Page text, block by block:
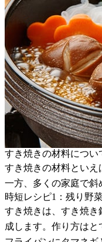
すき焼きの材料につい
すき焼きの材料といえ
一方、多くの家庭で斜
時短レシピ1：残り野
すき焼きは、すき焼
成します。作り方はと